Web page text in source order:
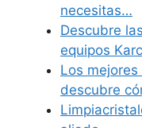
necesitas…
Descubre
equipos
Los
descubre